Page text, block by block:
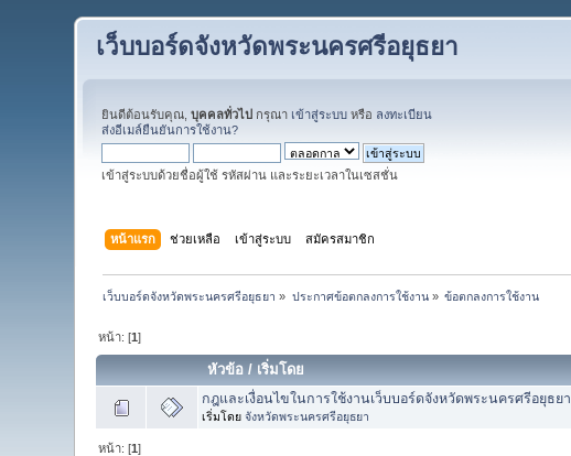
เว็บบอร์ดจังหวัดพระนครศรีอยุธยา
ยินดีต้อนรับคุณ,บุคคลทั่วไป กรุณา เข้าสู่ระบบ หรือ ลงทะเบียน
ส่งอีเมล์ยืนยันการใช้งาน?
เข้าสู่ระบบด้วยชื่อผู้ใช้ รหัสผ่าน และระยะเวลาในเซสชั่น
หน้าแรก ช่วยเหลือ เข้าสู่ระบบ สมัครสมาชิก
เว็บบอร์ดจังหวัดพระนครศรีอยุธยา » ประกาศข้อตกลงการใช้งาน» ข้อตกลงการใช้งาน
หน้า: [1]
หัวข้อ / เริ่มโดย
กฎและเงื่อนไขในการใช้งานเว็บบอร์ดจังหวัดพระนครศรีอยุธยา
เริ่มโดยจังหวัดพระนครศรีอยุธยา
หน้า: [1]